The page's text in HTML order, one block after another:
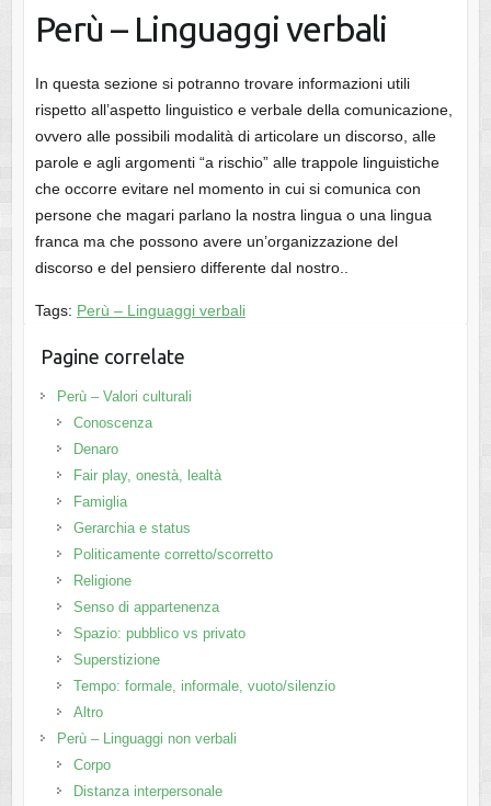
Perù – Linguaggi verbali
In questa sezione si potranno trovare informazioni utili
rispetto all’aspetto linguistico e verbale della comunicazione,
ovvero alle possibili modalità di articolare un discorso, alle
parole e agli argomenti “a rischio” alle trappole linguistiche
che occorre evitare nel momento in cui si comunica con
persone che magari parlano la nostra lingua o una lingua
franca ma che possono avere un’organizzazione del
discorso e del pensiero differente dal nostro..
Tags: Perù – Linguaggi verbali
Pagine correlate
Perù – Valori culturali
Conoscenza
Denaro
Fair play, onestà, lealtà
Famiglia
Gerarchia e status
Politicamente corretto/scorretto
Religione
Senso di appartenenza
Spazio: pubblico vs privato
Superstizione
Tempo: formale, informale, vuoto/silenzio
Altro
Perù – Linguaggi non verbali
Corpo
Distanza interpersonale